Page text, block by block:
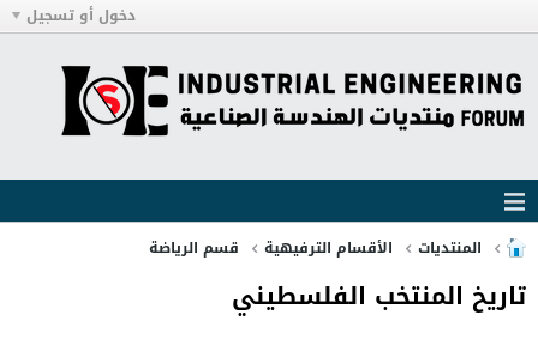
دخول أو تسجيل
المنتديات الأقسام الترفيهية قسم الرياضة
تاريخ المنتخب الفلسطيني ‏